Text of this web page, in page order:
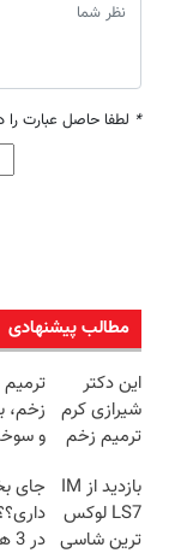
* لطفا حاصل عبارت را
مطالب پیشنهادی
این دکتر
شیرازی کرم
ترمیم زخم
ساخت!!!
زخم،
و
بازدید از IM
LS7 لوکس
ترین شاسی
جای